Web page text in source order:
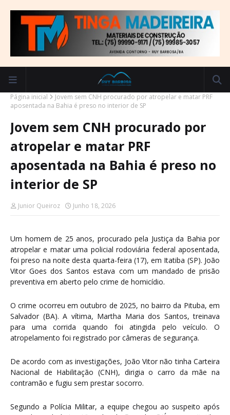
Página inicial
Jovem sem CNH procurado por atropelar e matar PRF
aposentada na Bahia é preso no interior de SP
Jovem sem CNH procurado por
atropelar e matar PRF
aposentada na Bahia é preso no
interior de SP
Junior Queiroz Junho 18, 2026
Um homem de 25 anos, procurado pela Justiça da Bahia por
atropelar e matar uma policial rodoviária federal aposentada,
foi preso na noite desta quarta-feira (17), em Itatiba (SP). João
Vitor Goes dos Santos estava com um mandado de prisão
preventiva em aberto pelo crime de homicídio.
O crime ocorreu em outubro de 2025, no bairro da Pituba, em
Salvador (BA). A vítima, Martha Maria dos Santos, treinava
para uma corrida quando foi atingida pelo veículo. O
atropelamento foi registrado por câmeras de segurança.
De acordo com as investigações, João Vitor não tinha Carteira
Nacional de Habilitação (CNH), dirigia o carro da mãe na
contramão e fugiu sem prestar socorro.
Segundo a Polícia Militar, a equipe chegou ao suspeito após